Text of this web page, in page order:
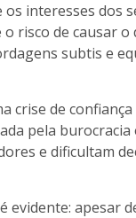
interesses dos
risco de causar o
subtis e
crise de
pela burocracia
e dificultam
evidente: apesar